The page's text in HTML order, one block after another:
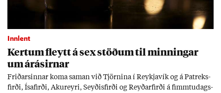
Innlent
Kert­um fleytt á sex stöð­um til minn­ing­ar
um árás­irn­ar
Frið­arsinn­ar koma sam­an við Tjörn­ina í Reykja­vík og á Pat­reks­
firði, Ísa­firði, Ak­ur­eyri, Seyð­is­firði og Reyð­ar­firði á fimmtu­dags­